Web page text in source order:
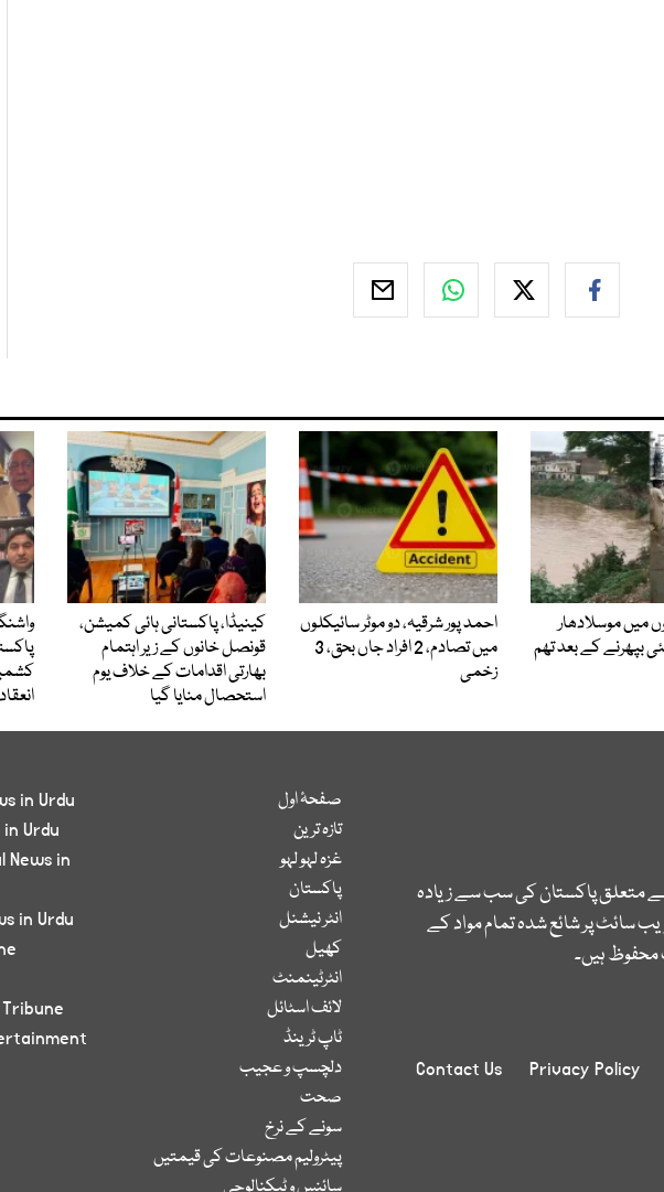
میں موسلادھار
بپھرنے کے بعد تھم
احمد پور شرقیہ، دو موٹر سائیکلوں
میں تصادم، 2 افراد جاں بحق، 3
زخمی
کینیڈا، پاکستانی ہائی کمیشن،
قونصل خانوں کے زیر اہتمام
بھارتی اقدامات کے خلاف یوم
استحصال منایا گیا
انعقاد
متعلق پاکستان کی سب سے زیادہ
سائٹ پر شائع شدہ تمام مواد کے
ہیں۔
Privacy Policy
Contact Us
صفحۂ اول
تازہ ترین
غزہ لہو لہو
پاکستان
انٹر نیشنل
کھیل
انٹرٹینمنٹ
لائف اسٹائل
ٹاپ ٹرینڈ
دلچسپ و عجیب
صحت
سونے کے نرخ
پیٹرولیم مصنوعات کی قیمتیں
in Urdu
Urdu
in
in Urdu